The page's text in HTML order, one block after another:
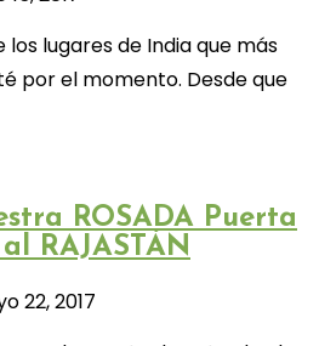
los lugares de India que más
por el momento. Desde que
ROSADA Puerta
RAJASTÁN
22, 2017